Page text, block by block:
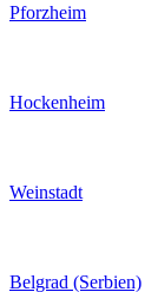
Pforzheim
Hockenheim
Weinstadt
Belgrad (Serbien)